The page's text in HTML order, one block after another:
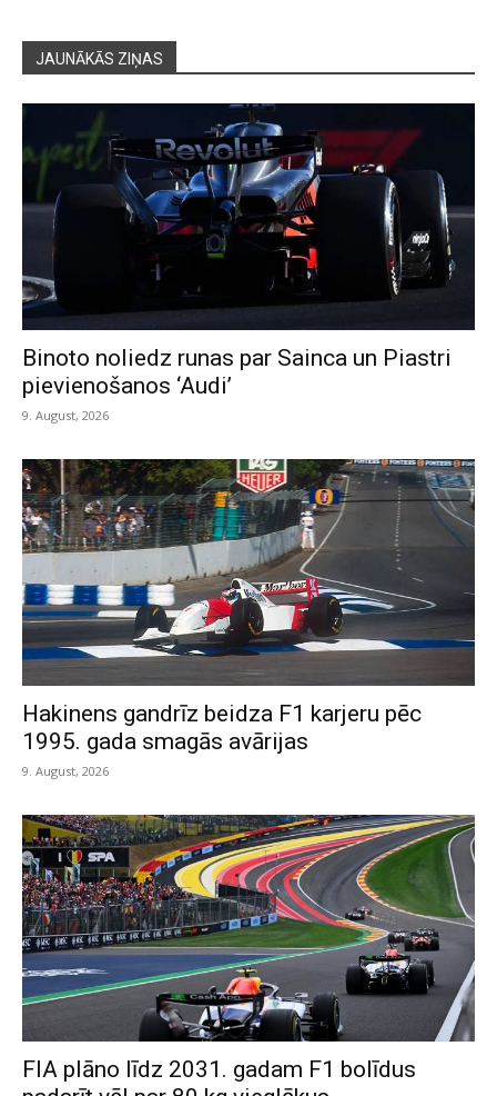
JAUNĀKĀS ZIŅAS
Binoto noliedz runas par Sainca un Piastri
pievienošanos ‘Audi’
9. August, 2026
Hakinens gandrīz beidza F1 karjeru pēc
1995. gada smagās avārijas
9. August, 2026
FIA plāno līdz 2031. gadam F1 bolīdus